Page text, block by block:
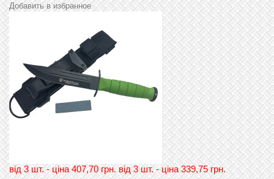
Добавить в избранное
вiд 3 шт. - цiна 407,70 грн. вiд 3 шт. - цiна 339,75 грн.